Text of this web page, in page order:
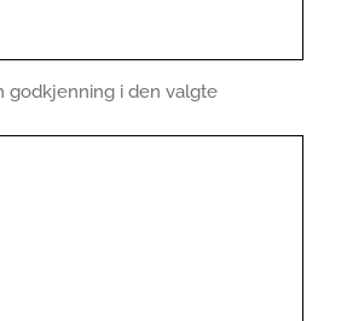
godkjenning i den valgte